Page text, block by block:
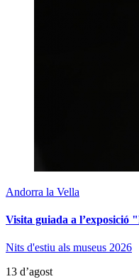
Andorra la Vella
Visita guiada a l’exposició
Nits d'estiu als museus 2026
13 d’agost